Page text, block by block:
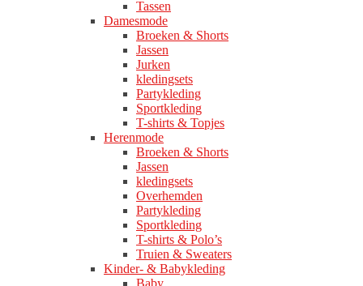
Tassen
Damesmode
Broeken & Shorts
Jassen
Jurken
kledingsets
Partykleding
Sportkleding
T-shirts & Topjes
Herenmode
Broeken & Shorts
Jassen
kledingsets
Overhemden
Partykleding
Sportkleding
T-shirts & Polo’s
Truien & Sweaters
Kinder- & Babykleding
Baby